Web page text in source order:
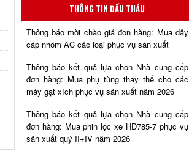
THÔNG TIN ĐẤU THẦU
Thông báo mời chào giá đơn hàng: Mua dây
cáp nhôm AC các loại phục vụ sản xuất
Thông báo kết quả lựa chọn Nhà cung cấp
đơn hàng: Mua phụ tùng thay thế cho các
máy gạt xích phục vụ sản xuất năm 2026
Thông báo kết quả lựa chọn Nhà cung cấp
đơn hàng: Mua phin lọc xe HD785-7 phục vụ
sản xuất quý II+IV năm 2026